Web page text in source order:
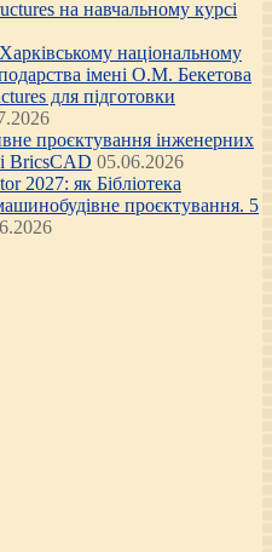
на навчальному курсі
Харківському національному
імені О.М. Бекетова
для підготовки
проєктування інженерних
BricsCAD 05.06.2026
2027: як Бібліотека
проєктування. 5